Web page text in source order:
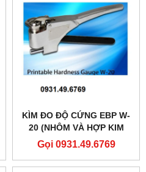
KÌM ĐO ĐỘ CỨNG EBP W-
20 (NHÔM VÀ HỢP KIM
NHÔM)
Gọi 0931.49.6769